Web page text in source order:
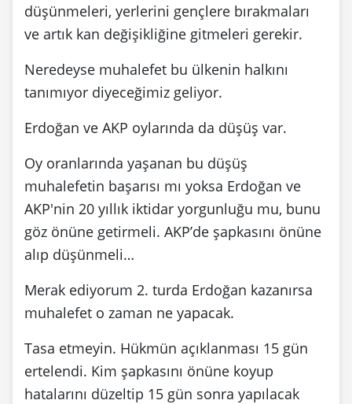
düşünmeleri, yerlerini gençlere bırakmaları
ve artık kan değişikliğine gitmeleri gerekir.
Neredeyse muhalefet bu ülkenin halkını
tanımıyor diyeceğimiz geliyor.
Erdoğan ve AKP oylarında da düşüş var.
Oy oranlarında yaşanan bu düşüş
muhalefetin başarısı mı yoksa Erdoğan ve
AKP'nin 20 yıllık iktidar yorgunluğu mu, bunu
göz önüne getirmeli. AKP’de şapkasını önüne
alıp düşünmeli…
Merak ediyorum 2. turda Erdoğan kazanırsa
muhalefet o zaman ne yapacak.
Tasa etmeyin. Hükmün açıklanması 15 gün
ertelendi. Kim şapkasını önüne koyup
hatalarını düzeltip 15 gün sonra yapılacak